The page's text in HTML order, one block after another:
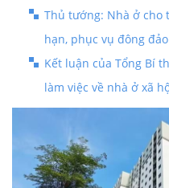
Thủ tướng: Nhà ở cho
hạn, phục vụ đông
Kết luận của Tổng Bí
làm việc về nhà ở xã